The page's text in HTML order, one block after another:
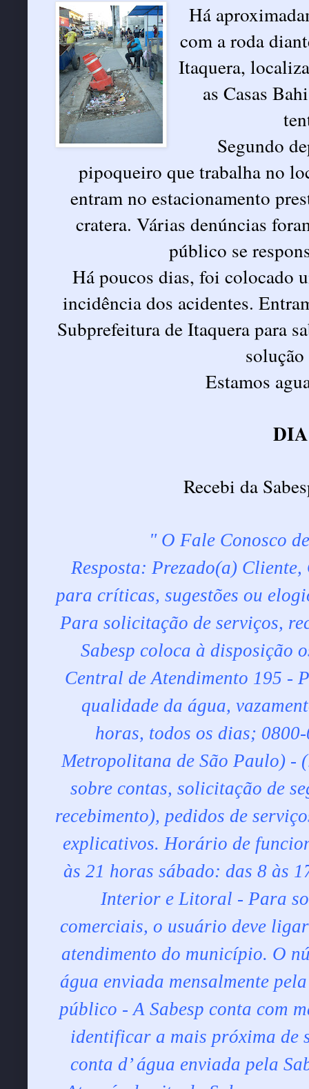
Há
com a roda
Itaquera,
as Casas
Segundo
pipoqueiro que trabalha no
entram no estacionamento
cratera. Várias denúncias
público se
Há poucos dias, foi colocado
incidência dos acidentes.
Subprefeitura de Itaquera para
Estamos
Recebi da
" O Fale Conosco
Resposta: Prezado(a)
para críticas, sugestões ou
Para solicitação de serviços,
Sabesp coloca à disposição
Central de Atendimento 195 -
qualidade da água,
horas, todos os dias;
Metropolitana de São Paulo)
sobre contas, solicitação de
recebimento), pedidos de
explicativos. Horário de
às 21 horas sábado: das 8 às
Interior e Litoral - Para
comerciais, o usuário deve
atendimento do município. O
água enviada mensalmente
público - A Sabesp conta com
identificar a mais próxima de
conta d’ água enviada pela